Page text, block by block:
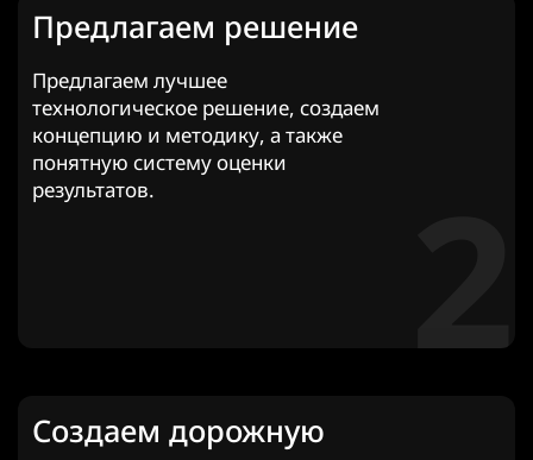
Предлагаем решение
Предлагаем лучшее
технологическое решение, создаем
концепцию и методику, а также
понятную систему оценки
результатов.
2
Создаем дорожную